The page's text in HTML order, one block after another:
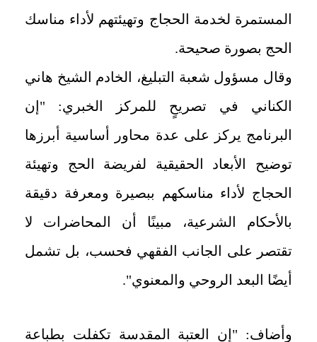
المستمرة لخدمة الحجاج وتهيئتهم لأداء مناسك
الحج بصورة صحيحة.
وقال مسؤول شعبة التبليغ، الخادم الشيخ هاني
الكناني في تصريحٍ للمركز الخبري: "إن
البرنامج يركز على عدة محاور أساسية أبرزها
توضيح الأبعاد الحقيقية لفريضة الحج وتهيئة
الحجاج لأداء مناسكهم ببصيرة ومعرفة دقيقة
بالأحكام الشرعية، مبينًا أن المحاضرات لا
تقتصر على الجانب الفقهي فحسب، بل تشمل
أيضًا البعد الروحي والمعنوي".
وأضاف: "إن العتبة المقدسة تكفلت بطباعة